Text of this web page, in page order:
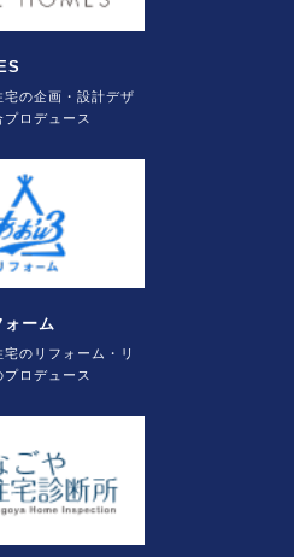
宅の企画・設計デザ
ロデュース
ーム
のリフォーム・リ
プロデュース